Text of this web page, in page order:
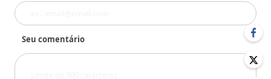
Seu comentário